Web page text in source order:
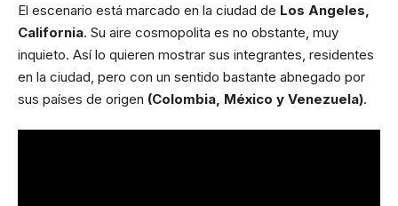
El escenario está marcado en la ciudad de Los Angeles,
California. Su aire cosmopolita es no obstante, muy
inquieto. Así lo quieren mostrar sus integrantes, residentes
en la ciudad, pero con un sentido bastante abnegado por
sus países de origen (Colombia, México y Venezuela).